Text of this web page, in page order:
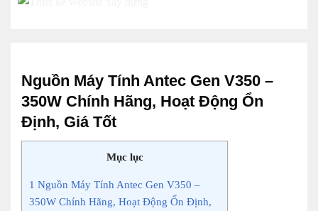
Nguồn Máy Tính Antec Gen V350 –
350W Chính Hãng, Hoạt Động Ổn
Định, Giá Tốt
Mục lục
1 Nguồn Máy Tính Antec Gen V350 –
350W Chính Hãng, Hoạt Động Ổn Định,